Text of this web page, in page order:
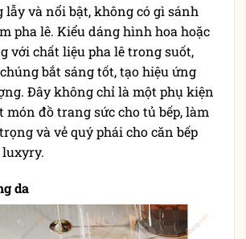
lẫy và nổi bật, không có gì sánh
pha lê. Kiểu dáng hình hoa hoặc
với chất liệu pha lê trong suốt,
bắt sáng tốt, tạo hiệu ứng
Đây không chỉ là một phụ kiện
món đồ trang sức cho tủ bếp, làm
và vẻ quý phái cho căn bếp
da